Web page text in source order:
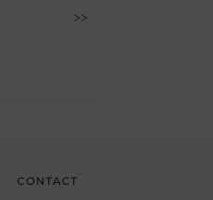
>>
CONTACT